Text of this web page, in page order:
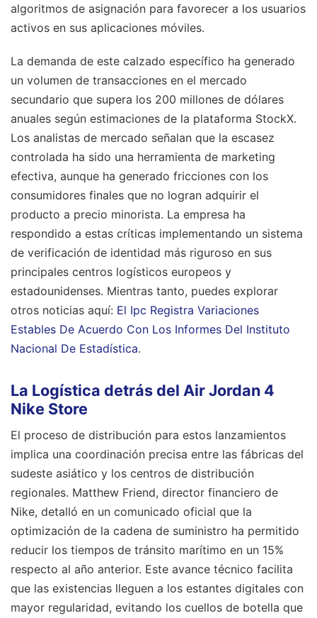
algoritmos de asignación para favorecer a los usuarios
activos en sus aplicaciones móviles.
La demanda de este calzado específico ha generado
un volumen de transacciones en el mercado
secundario que supera los 200 millones de dólares
anuales según estimaciones de la plataforma StockX.
Los analistas de mercado señalan que la escasez
controlada ha sido una herramienta de marketing
efectiva, aunque ha generado fricciones con los
consumidores finales que no logran adquirir el
producto a precio minorista. La empresa ha
respondido a estas críticas implementando un sistema
de verificación de identidad más riguroso en sus
principales centros logísticos europeos y
estadounidenses. Mientras tanto, puedes explorar
otros noticias aquí: El Ipc Registra Variaciones
Estables De Acuerdo Con Los Informes Del Instituto
Nacional De Estadística.
La Logística detrás del Air Jordan 4
Nike Store
El proceso de distribución para estos lanzamientos
implica una coordinación precisa entre las fábricas del
sudeste asiático y los centros de distribución
regionales. Matthew Friend, director financiero de
Nike, detalló en un comunicado oficial que la
optimización de la cadena de suministro ha permitido
reducir los tiempos de tránsito marítimo en un 15%
respecto al año anterior. Este avance técnico facilita
que las existencias lleguen a los estantes digitales con
mayor regularidad, evitando los cuellos de botella que